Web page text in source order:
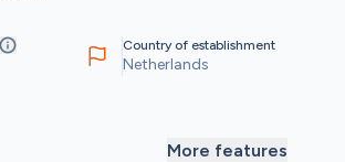
Country of establishment
Netherlands
More features